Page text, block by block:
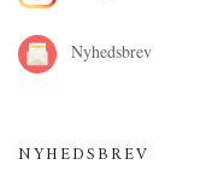
Nyhedsbrev
NYHEDSBREV